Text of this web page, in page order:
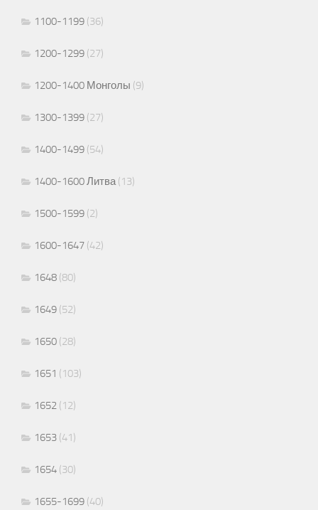
1100-1199 (36)
1200-1299 (27)
1200-1400 Монголы (9)
1300-1399 (27)
1400-1499 (54)
1400-1600 Литва(13)
1500-1599 (2)
1600-1647 (42)
1648 (80)
1649 (52)
1650 (28)
1651 (103)
1652 (12)
1653 (41)
1654 (30)
1655-1699 (40)